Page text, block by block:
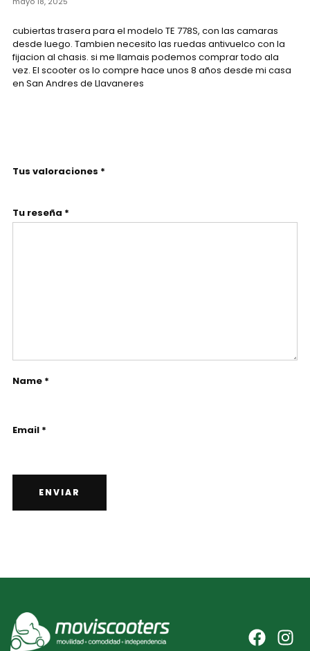
cubiertas trasera para el modelo TE 778S, con las camaras
desde luego. Tambien necesito las ruedas antivuelco con la
fijacion al chasis. si me llamais podemos comprar todo ala
vez. El scooter os lo compre hace unos 8 años desde mi casa
en San Andres de Llavaneres
Tus valoraciones *
Tu reseña *
Name *
Email *